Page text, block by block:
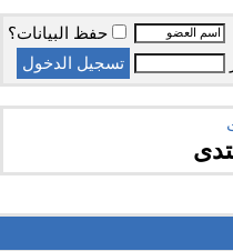
حفظ البيانات؟